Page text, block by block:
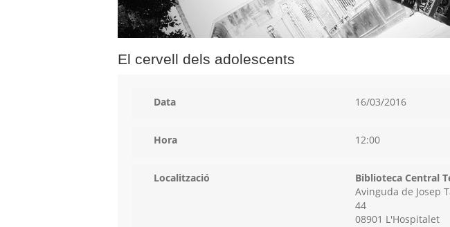
El cervell dels adolescents
Data 16/03/2016
Hora 12:00
Localització
Biblioteca Central
Avinguda de Josep
44
08901 L'Hospitalet